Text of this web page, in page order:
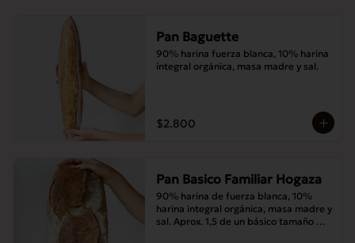
Pan Baguette
90% harina fuerza blanca, 10% harina
integral orgánica, masa madre y sal.
$2.800
Pan Basico Familiar Hogaza
90% harina de fuerza blanca, 10%
harina integral orgánica, masa madre y
sal. Aprox. 1,5 de un básico tamaño